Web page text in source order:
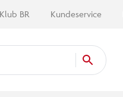
Klub BR Kundeservice